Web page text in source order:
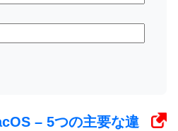
– 5つの主要な違